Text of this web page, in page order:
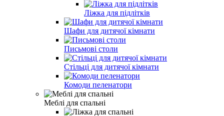
Ліжка для підлітків
Шафи для дитячої кімнати
Письмові столи
Стільці для дитячої кімнати
Комоди пеленатори
Меблі для спальні